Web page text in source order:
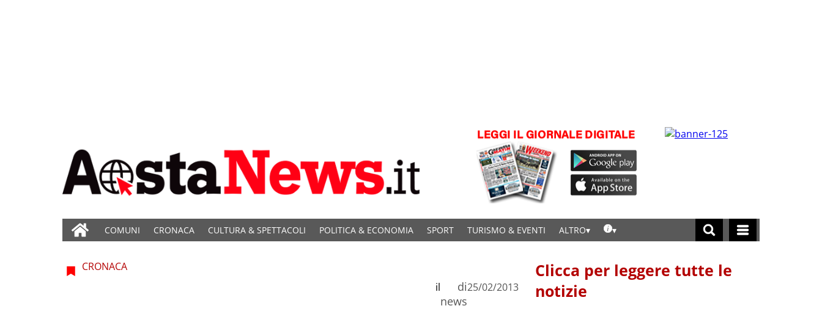
COMUNI CRONACA CULTURA & SPETTACOLI POLITICA & ECONOMIA SPORT TURISMO & EVENTI ALTRO
CRONACA
di
news
il 25/02/2013
Clicca per leggere tutte le
notizie